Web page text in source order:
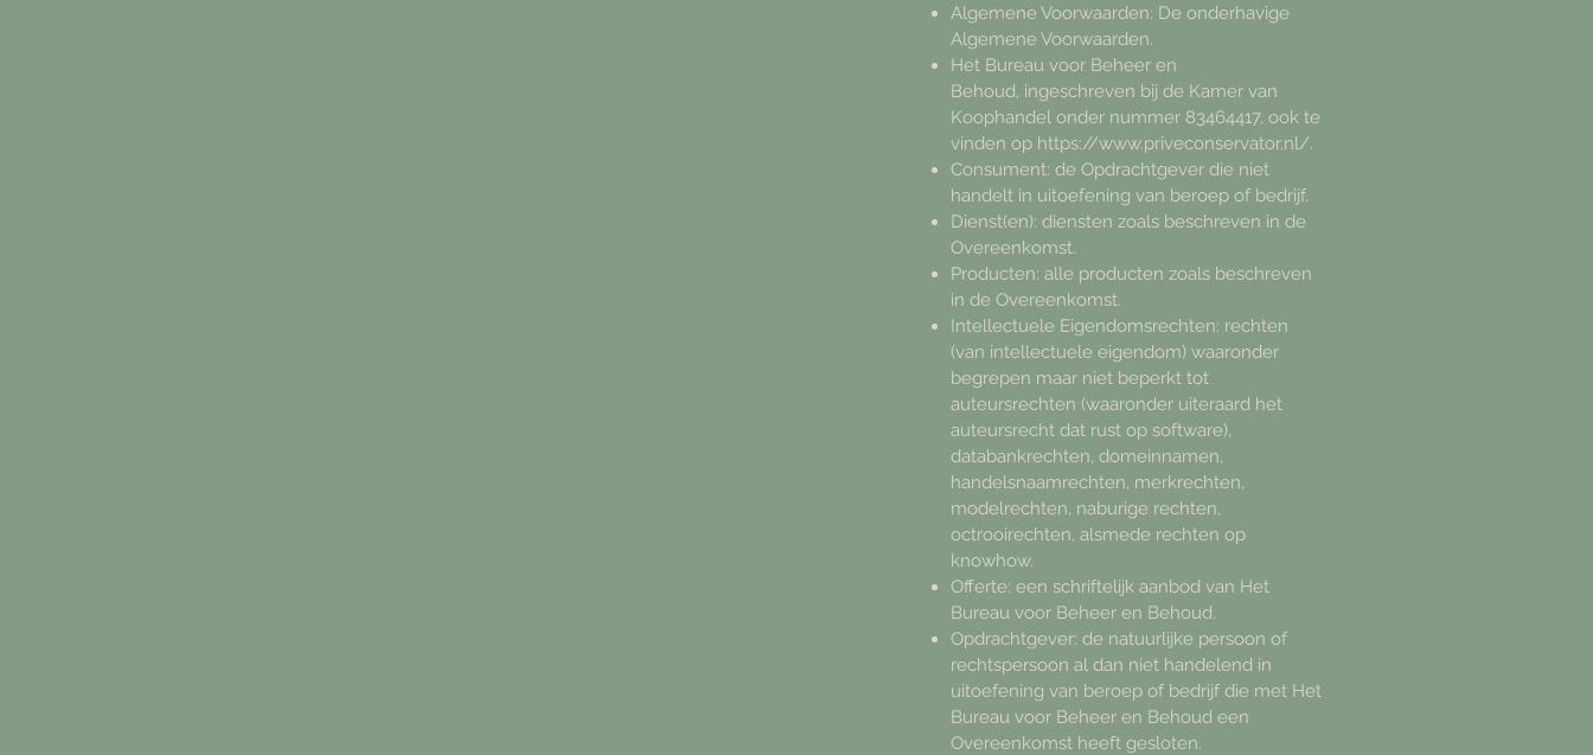
Algemene Voorwaarden: De onderhavige
Algemene Voorwaarden.
Het Bureau voor Beheer en
Behoud, ingeschreven bij de Kamer van
Koophandel onder nummer 83464417, ook te
vinden op https://www.priveconservator.nl/.
Consument: de Opdrachtgever die niet
handelt in uitoefening van beroep of bedrijf.
Dienst(en): diensten zoals beschreven in de
Overeenkomst.
Producten: alle producten zoals beschreven
in de Overeenkomst.
Intellectuele Eigendomsrechten: rechten
(van intellectuele eigendom) waaronder
begrepen maar niet beperkt tot
auteursrechten (waaronder uiteraard het
auteursrecht dat rust op software),
databankrechten, domeinnamen,
handelsnaamrechten, merkrechten,
modelrechten, naburige rechten,
octrooirechten, alsmede rechten op
knowhow.
Offerte: een schriftelijk aanbod van Het
Bureau voor Beheer en Behoud.
Opdrachtgever: de natuurlijke persoon of
rechtspersoon al dan niet handelend in
uitoefening van beroep of bedrijf die met Het
Bureau voor Beheer en Behoud een
Overeenkomst heeft gesloten.